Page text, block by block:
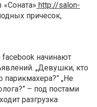
http://salon-
причесок,
начинают
„Девушки, кто
„Не
– под постами
разгрузка